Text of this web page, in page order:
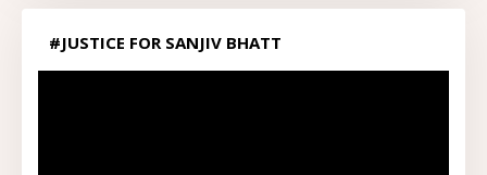
#JUSTICE FOR SANJIV BHATT